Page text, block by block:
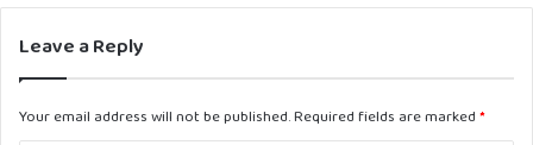
Leave a Reply
Your email address will not be published.Required fields are marked *